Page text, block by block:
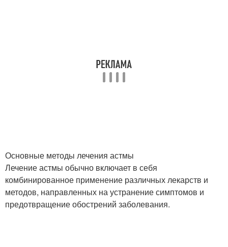
Основные методы лечения астмы
Лечение астмы обычно включает в себя
комбинированное применение различных лекарств и
методов, направленных на устранение симптомов и
предотвращение обострений заболевания.